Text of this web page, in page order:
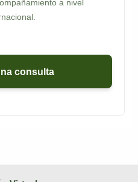
a nivel
consulta